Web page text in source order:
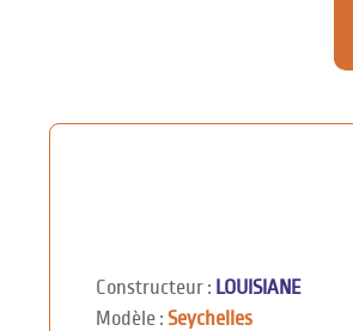
Constructeur : LOUISIANE
Modèle : Seychelles